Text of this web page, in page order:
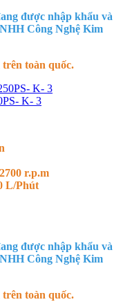
được nhập khẩu và
Công Nghệ Kim
toàn quốc.
K- 3
r.p.m
L/Phút
được nhập khẩu và
Công Nghệ Kim
toàn quốc.